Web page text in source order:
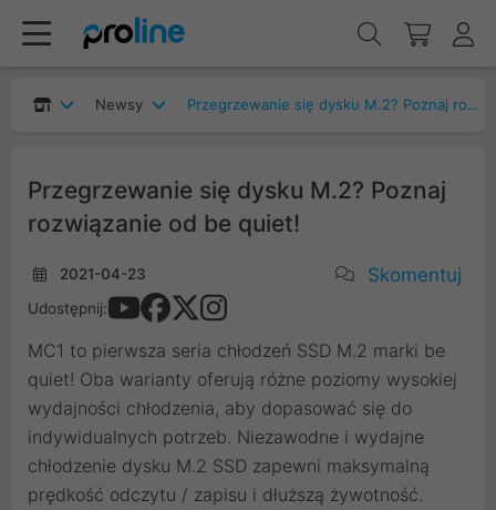
Newsy Przegrzewanie się dysku M.2? Poznaj rozwiązanie od be quiet!
Przegrzewanie się dysku M.2? Poznaj
rozwiązanie od be quiet!
2021-04-23 Skomentuj
Udostępnij:
MC1 to pierwsza seria chłodzeń SSD M.2 marki be
quiet! Oba warianty oferują różne poziomy wysokiej
wydajności chłodzenia, aby dopasować się do
indywidualnych potrzeb. Niezawodne i wydajne
chłodzenie dysku M.2 SSD zapewni maksymalną
prędkość odczytu / zapisu i dłuższą żywotność.